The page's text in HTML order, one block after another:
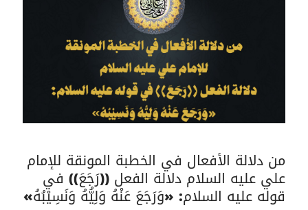
من دلالة الأفعال في الخطبة المونقة للإمام
علي عليه السلام دلالة الفعل ((رَجَعَ)) في
قوله عليه السلام: «وَرَجَعَ عَنْهُ وَلِيُّهُ وَنَسِيْبُهُ»